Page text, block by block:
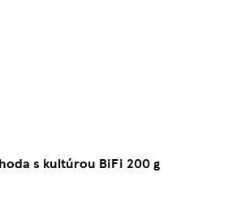
s kultúrou BiFi 200 g